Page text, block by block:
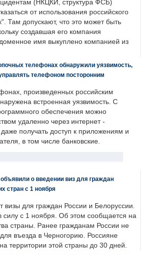
(НКЦКИ, структура ФСБ)
от использования российского
Там допускают, что это может быть
создавшая его компания
имя выкуплено компанией из
телефонах обнаружили уязвимость,
телефоном посторонним
произведенных российским
встроенная уязвимость. С
обеспечения можно
удаленно через интернет -
получать доступ к приложениям и
в том числе банковские.
о введении виз для граждан
стран с 1 ноября
визы для граждан России и Белоруссии.
силу с 1 ноября. Об этом сообщается на
страны. Ранее гражданам России не
въезда в Черногорию. Россияне
территории этой страны до 30 дней.